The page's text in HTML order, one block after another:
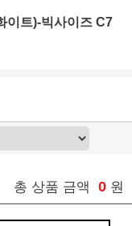
이트)-빅사이즈 C7
총 상품 금액 0 원